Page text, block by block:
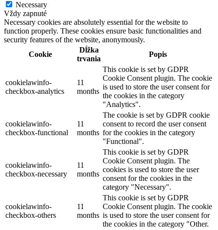
Necessary
Vždy zapnuté
Necessary cookies are absolutely essential for the website to
function properly. These cookies ensure basic functionalities and
security features of the website, anonymously.
Cookie
Dĺžka
trvania
Popis
cookielawinfo-
checkbox-analytics
11
months
This cookie is set by GDPR
Cookie Consent plugin. The cookie
is used to store the user consent for
the cookies in the category
"Analytics".
cookielawinfo-
checkbox-functional
11
months
The cookie is set by GDPR cookie
consent to record the user consent
for the cookies in the category
"Functional".
cookielawinfo-
checkbox-necessary
11
months
This cookie is set by GDPR
Cookie Consent plugin. The
cookies is used to store the user
consent for the cookies in the
category "Necessary".
cookielawinfo-
checkbox-others
11
months
This cookie is set by GDPR
Cookie Consent plugin. The cookie
is used to store the user consent for
the cookies in the category "Other.